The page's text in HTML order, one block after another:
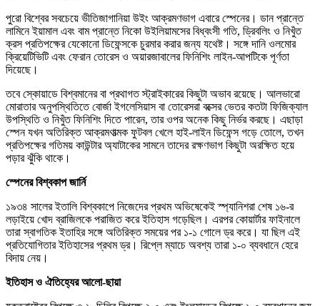
পুরো বিশ্বের সবচেয়ে ভীতিজাগানিয়া উইং আক্রমণভাগ এবারে স্পেনের। ডান প্রান্তে
লামিনে ইয়ামাল এবং বাম প্রান্তে নিকো উইলিয়ামসের বিধ্বংসী গতি, ড্রিবলিং ও নিখুঁত
ক্রস প্রতিপক্ষের যেকোনো ডিফেন্সকে চুরমার করার জন্য যথেষ্ট। সঙ্গে দানি ওলমোর
ক্রিয়েটিভিটি এবং ফেরান তোরেস ও অয়ারজাবালের ফিনিশিং লাইন-আপটিকে পূর্ণতা
দিয়েছে।
তবে স্কোয়াডে বিশ্বমানের বা প্রথাগত স্ট্রাইকারের কিছুটা অভাব রয়েছে। আলভারো
মোরাতার অনুপস্থিতিতে বোর্জা ইগলেসিয়াস বা তোরেসরা বক্সের ভেতর কতটা ফিজিক্যাল
উপস্থিতি ও নিখুঁত ফিনিশিং দিতে পারেন, তার ওপর অনেক কিছু নির্ভর করছে। এছাড়া
স্পেন যখন অতিরিক্ত আক্রমণাত্মক ফুটবল খেলে হাই-লাইন ডিফেন্স গড়ে তোলে, তখন
প্রতিপক্ষের গতিময় কাউন্টার অ্যাটাকের সামনে তাদের রক্ষণভাগ কিছুটা অরক্ষিত হয়ে
পড়ার ঝুঁকি থাকে।
স্পেনের বিশ্বকাপ জার্নি
১৯৩৪ সালের ইতালি বিশ্বকাপে নিজেদের প্রথম অভিষেকেই স্প্যানিশরা শেষ ১৬-র
লড়াইয়ে খোদ ব্রাজিলকে পরাজিত করে ইতিহাস গড়েছিল। এরপর কোয়ার্টার ফাইনালে
তারা স্বাগতিক ইতাহির সঙ্গে অতিরিক্ত সময়ের পর ১-১ গোলে ড্র করে। যা ছিল এই
প্রতিযোগিতার ইতিহাসের প্রথম ড্র। রিপ্লে ম্যাচে অবশ্য তারা ১-০ ব্যবধানে হেরে
বিদায় নেয়।
ইতিহাস ও ঐতিহ্যের আলো-ছায়া